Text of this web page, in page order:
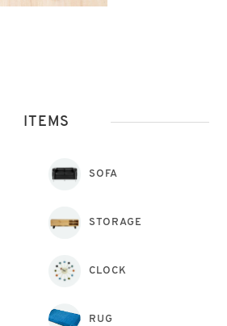
ITEMS
SOFA
STORAGE
CLOCK
RUG